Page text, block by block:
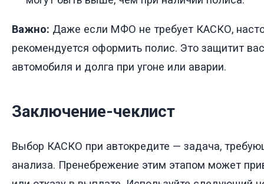
Важно: Даже если МФО не требует КАСКО,
рекомендуется оформить полис. Это защитит
автомобиля и долга при угоне или аварии.
Заключение-чеклист
Выбор КАСКО при автокредите — задача,
анализа. Пренебрежение этим этапом может